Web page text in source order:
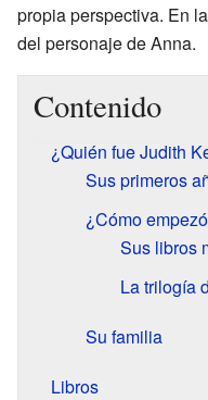
propia perspectiva. En
del personaje de Anna.
Contenido
¿Quién fue Judith
Sus primeros
¿Cómo
Sus libros
La trilogía
Su familia
Libros